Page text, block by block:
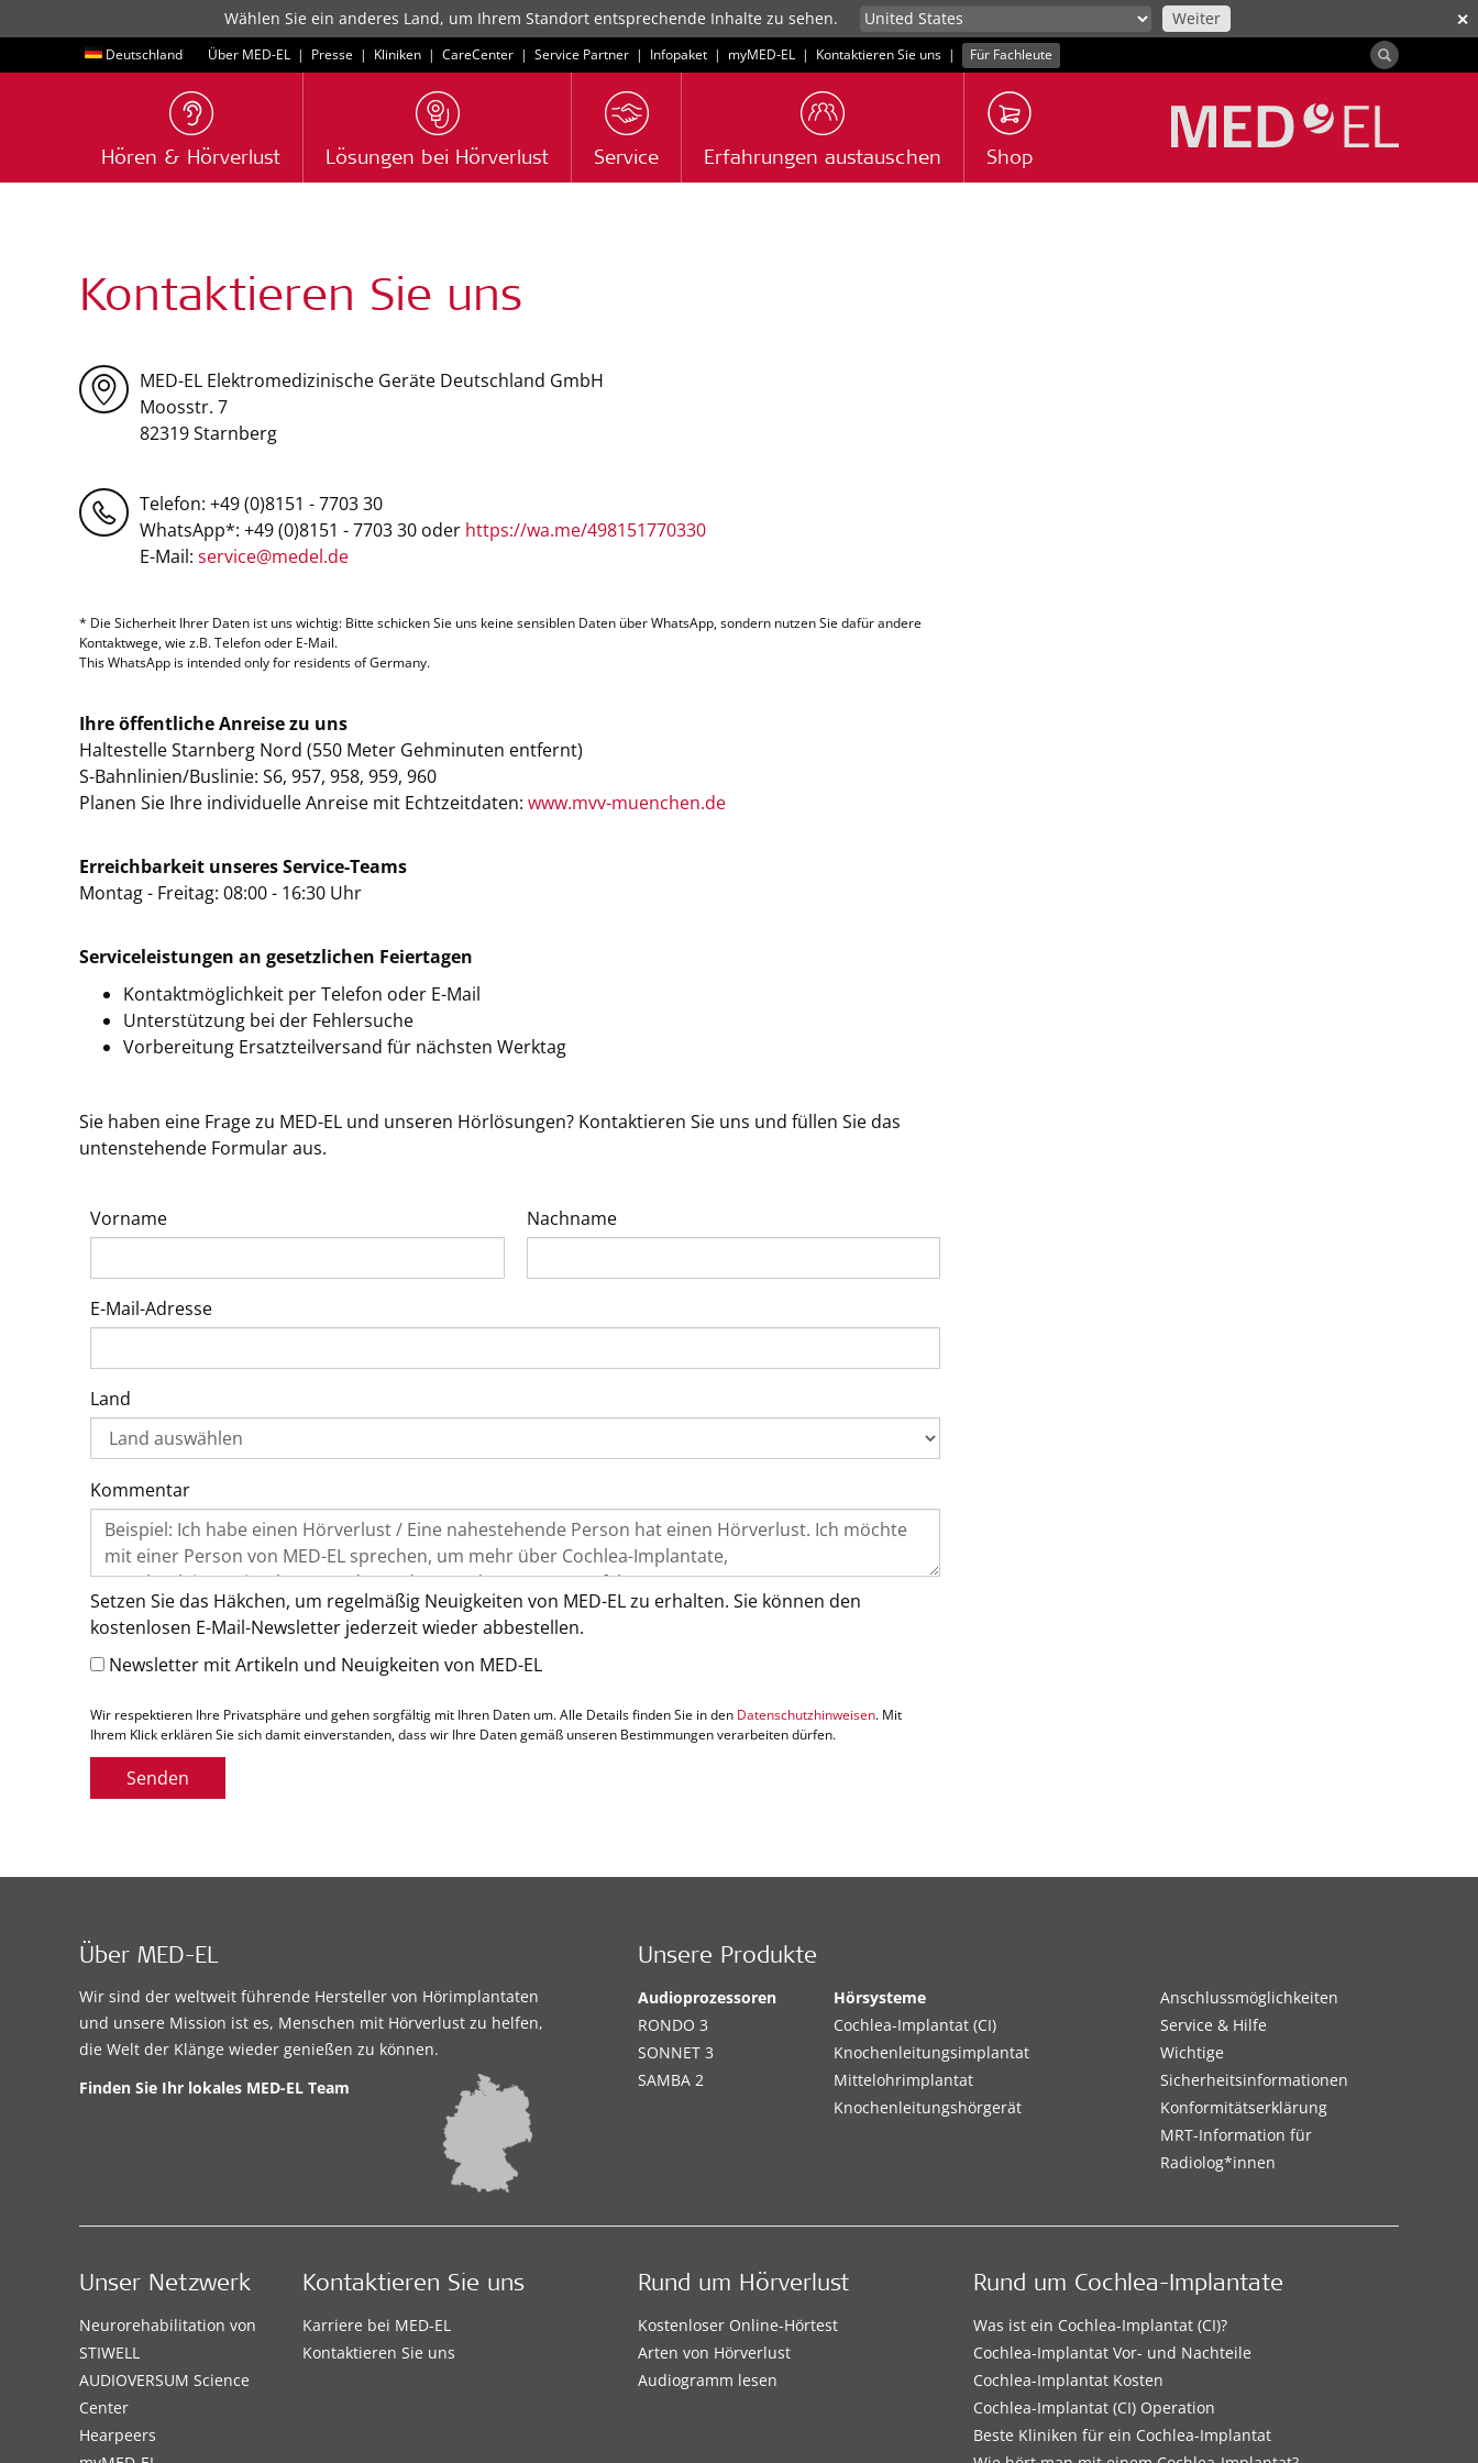
✕
Wählen Sie ein anderes Land, um Ihrem Standort entsprechende Inhalte zu sehen. Weiter
Deutschland Über MED-EL | Presse | Kliniken | CareCenter | Service Partner | Infopaket | myMED‑EL | Kontaktieren Sie uns | Für Fachleute
Hören & Hörverlust Lösungen bei Hörverlust Service Erfahrungen austauschen Shop
Kontaktieren Sie uns
MED-EL Elektromedizinische Geräte Deutschland GmbH
Moosstr. 7
82319 Starnberg
Telefon: +49 (0)8151 - 7703 30
WhatsApp*: +49 (0)8151 - 7703 30 oder https://wa.me/498151770330
E-Mail: service@medel.de
* Die Sicherheit Ihrer Daten ist uns wichtig: Bitte schicken Sie uns keine sensiblen Daten über WhatsApp, sondern nutzen Sie dafür andere
Kontaktwege, wie z.B. Telefon oder E-Mail.
This WhatsApp is intended only for residents of Germany.
Ihre öffentliche Anreise zu uns
Haltestelle Starnberg Nord (550 Meter Gehminuten entfernt)
S-Bahnlinien/Buslinie: S6, 957, 958, 959, 960
Planen Sie Ihre individuelle Anreise mit Echtzeitdaten: www.mvv-muenchen.de
Erreichbarkeit unseres Service-Teams
Montag - Freitag: 08:00 - 16:30 Uhr
Serviceleistungen an gesetzlichen Feiertagen
Kontaktmöglichkeit per Telefon oder E-Mail
Unterstützung bei der Fehlersuche
Vorbereitung Ersatzteilversand für nächsten Werktag
Sie haben eine Frage zu MED-EL und unseren Hörlösungen? Kontaktieren Sie uns und füllen Sie das
untenstehende Formular aus.
Vorname Nachname
E-Mail-Adresse
Land
Kommentar
Setzen Sie das Häkchen, um regelmäßig Neuigkeiten von MED-EL zu erhalten. Sie können den
kostenlosen E-Mail-Newsletter jederzeit wieder abbestellen.
Newsletter mit Artikeln und Neuigkeiten von MED-EL
Wir respektieren Ihre Privatsphäre und gehen sorgfältig mit Ihren Daten um. Alle Details finden Sie in den Datenschutzhinweisen. Mit
Ihrem Klick erklären Sie sich damit einverstanden, dass wir Ihre Daten gemäß unseren Bestimmungen verarbeiten dürfen.
Senden
Über MED-EL
Wir sind der weltweit führende Hersteller von Hörimplantaten
und unsere Mission ist es, Menschen mit Hörverlust zu helfen,
die Welt der Klänge wieder genießen zu können.
Finden Sie Ihr lokales MED-EL Team
Unsere Produkte
Audioprozessoren
RONDO 3
SONNET 3
SAMBA 2
Hörsysteme
Cochlea-Implantat (CI)
Knochenleitungsimplantat
Mittelohrimplantat
Knochenleitungshörgerät
Anschlussmöglichkeiten
Service & Hilfe
Wichtige
Sicherheitsinformationen
Konformitätserklärung
MRT-Information für
Radiolog*innen
Rund um Hörverlust
Kostenloser Online-Hörtest
Arten von Hörverlust
Audiogramm lesen
Rund um Cochlea-Implantate
Was ist ein Cochlea-Implantat (CI)?
Cochlea-Implantat Vor- und Nachteile
Cochlea-Implantat Kosten
Cochlea-Implantat (CI) Operation
Beste Kliniken für ein Cochlea-Implantat
Unser Netzwerk
Neurorehabilitation von
STIWELL
AUDIOVERSUM Science
Center
Hearpeers
Kontaktieren Sie uns
Karriere bei MED-EL
Kontaktieren Sie uns